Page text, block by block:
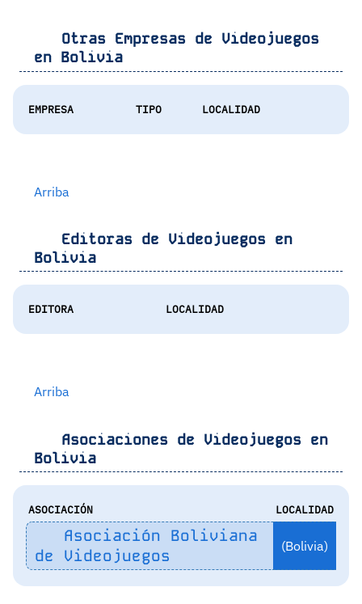
Otras Empresas de Videojuegos
en Bolivia
EMPRESA TIPO LOCALIDAD
Arriba
Editoras de Videojuegos en
Bolivia
EDITORA LOCALIDAD
Arriba
Asociaciones de Videojuegos en
Bolivia
ASOCIACIÓN LOCALIDAD
Asociación Boliviana
de Videojuegos
(Bolivia)